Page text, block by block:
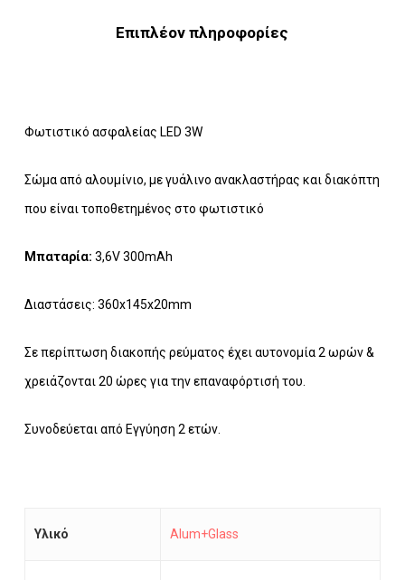
Επιπλέον πληροφορίες
Φωτιστικό ασφαλείας LED 3W
Σώμα από αλουμίνιο, με γυάλινο ανακλαστήρας και διακόπτη
που είναι τοποθετημένος στο φωτιστικό
Μπαταρία: 3,6V 300mAh
Διαστάσεις: 360x145x20mm
Σε περίπτωση διακοπής ρεύματος έχει αυτονομία 2 ωρών &
χρειάζονται 20 ώρες για την επαναφόρτισή του.
Συνοδεύεται από Εγγύηση 2 ετών.
Υλικό Alum+Glass